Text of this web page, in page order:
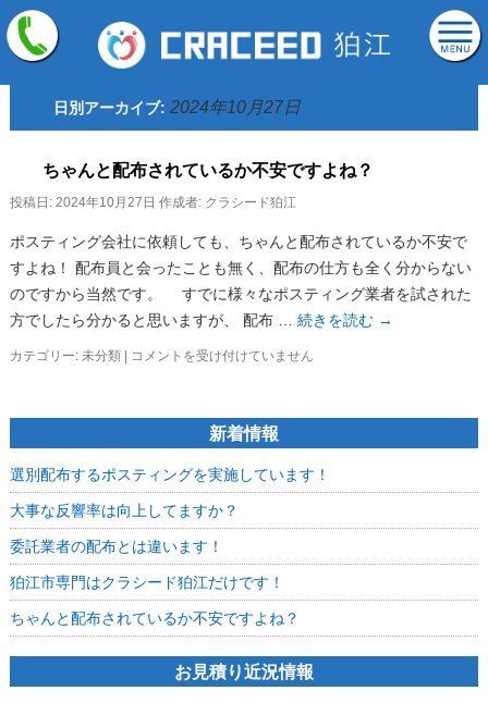
日別アーカイブ: 2024年10月27日
ちゃんと配布されているか不安ですよね？
投稿日: 2024年10月27日 作成者: クラシード狛江
ポスティング会社に依頼しても、ちゃんと配布されているか不安で
すよね！ 配布員と会ったことも無く、配布の仕方も全く分からない
のですから当然です。 すでに様々なポスティング業者を試された
方でしたら分かると思いますが、 配布 … 続きを読む →
カテゴリー: 未分類
ち
と
さ
れ
て
い
る
不
安
で
ね？
コメントを受け付けていません
新着情報
選別配布するポスティングを実施しています！
大事な反響率は向上してますか？
委託業者の配布とは違います！
狛江市専門はクラシード狛江だけです！
ちゃんと配布されているか不安ですよね？
お見積り近況情報